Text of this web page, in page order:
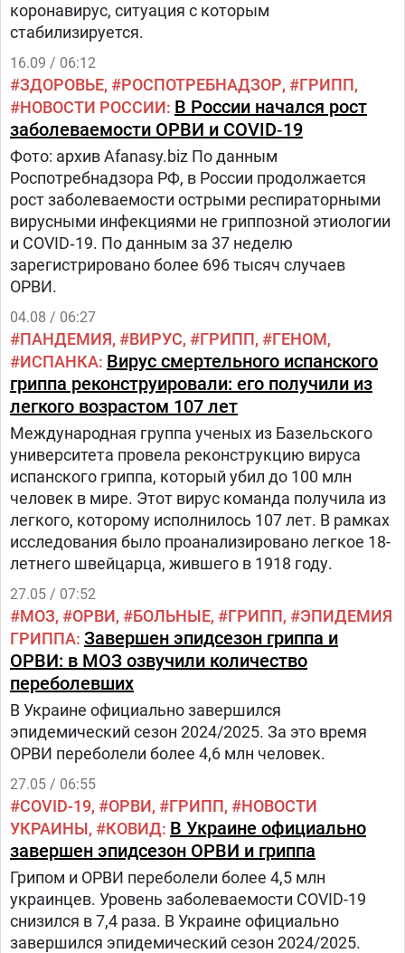
коронавирус, ситуация с которым
стабилизируется.
16.09 / 06:12
ЗДОРОВЬЕ РОСПОТРЕБНАДЗОР
ГРИПП
НОВОСТИ РОССИИ В России начался рост
заболеваемости ОРВИ и COVID‑19
Фото: архив Afanasy.biz По данным
Роспотребнадзора РФ, в России продолжается
рост заболеваемости острыми респираторными
вирусными инфекциями не гриппозной этиологии
и COVID‑19. По данным за 37 неделю
зарегистрировано более 696 тысяч случаев
ОРВИ.
04.08 / 06:27
ПАНДЕМИЯ ВИРУС ГРИПП
ГЕНОМ
ИСПАНКА Вирус смертельного испанского
гриппа реконструировали: его получили из
легкого возрастом 107 лет
Международная группа ученых из Базельского
университета провела реконструкцию вируса
испанского гриппа, который убил до 100 млн
человек в мире. Этот вирус команда получила из
легкого, которому исполнилось 107 лет. В рамках
исследования было проанализировано легкое 18-
летнего швейцарца, жившего в 1918 году.
27.05 / 07:52
МОЗ ОРВИ БОЛЬНЫЕ ГРИПП
ЭПИДЕМИЯ
ГРИППА Завершен эпидсезон гриппа и
ОРВИ: в МОЗ озвучили количество
переболевших
В Украине официально завершился
эпидемический сезон 2024/2025. За это время
ОРВИ переболели более 4,6 млн человек.
27.05 / 06:55
COVID-19 ОРВИ ГРИПП
НОВОСТИ
УКРАИНЫ
КОВИД В Украине официально
завершен эпидсезон ОРВИ и гриппа
Грипом и ОРВИ переболели более 4,5 млн
украинцев. Уровень заболеваемости COVID-19
снизился в 7,4 раза. В Украине официально
завершился эпидемический сезон 2024/2025.